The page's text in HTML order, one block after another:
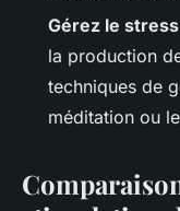
Gérez le
la production
techniques de
méditation ou